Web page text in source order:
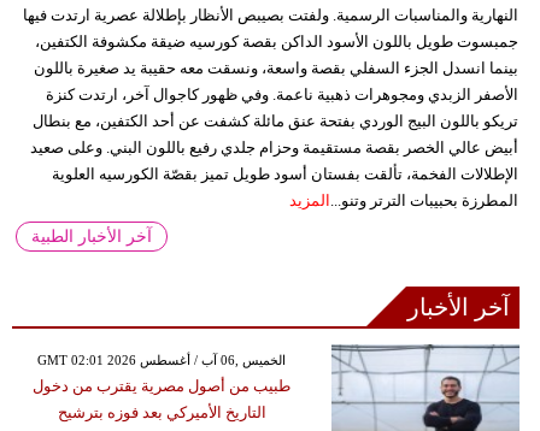
النهارية والمناسبات الرسمية. ولفتت بصيبص الأنظار بإطلالة عصرية ارتدت فيها
جمبسوت طويل باللون الأسود الداكن بقصة كورسيه ضيقة مكشوفة الكتفين،
بينما انسدل الجزء السفلي بقصة واسعة، ونسقت معه حقيبة يد صغيرة باللون
الأصفر الزبدي ومجوهرات ذهبية ناعمة. وفي ظهور كاجوال آخر، ارتدت كنزة
تريكو باللون البيج الوردي بفتحة عنق مائلة كشفت عن أحد الكتفين، مع بنطال
أبيض عالي الخصر بقصة مستقيمة وحزام جلدي رفيع باللون البني. وعلى صعيد
الإطلالات الفخمة، تألقت بفستان أسود طويل تميز بقصّة الكورسيه العلوية
المطرزة بحبيبات الترتر وتنو... المزيد
آخر الأخبار الطبية
آخر الأخبار
GMT 02:01 2026 الخميس ,06 آب / أغسطس
طبيب من أصول مصرية يقترب من دخول
التاريخ الأميركي بعد فوزه بترشيح